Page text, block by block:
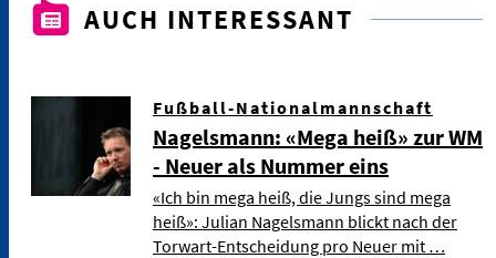
AUCH INTERESSANT
Fußball-Nationalmannschaft
Nagelsmann: «Mega heiß» zur WM
- Neuer als Nummer eins
«Ich bin mega heiß, die Jungs sind mega
heiß»: Julian Nagelsmann blickt nach der
Torwart-Entscheidung pro Neuer mit …